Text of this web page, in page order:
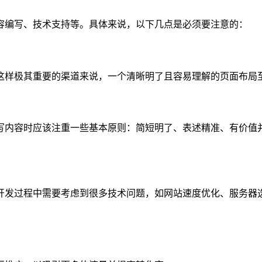
写、技术支持等。具体来说，以下几点是必须要注意的：
极其重要的渠道来说，一个清晰明了且容易理解的页面布
容时应该注重一些基本原则：简短明了、表述精准、有价
过程中需要考虑到很多技术问题，如网站速度优化、服务